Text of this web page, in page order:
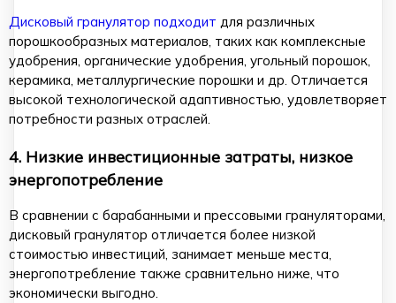
Дисковый гранулятор подходит для различных
порошкообразных материалов, таких как комплексные
удобрения, органические удобрения, угольный порошок,
керамика, металлургические порошки и др. Отличается
высокой технологической адаптивностью, удовлетворяет
потребности разных отраслей.
4. Низкие инвестиционные затраты, низкое
энергопотребление
В сравнении с барабанными и прессовыми грануляторами,
дисковый гранулятор отличается более низкой
стоимостью инвестиций, занимает меньше места,
энергопотребление также сравнительно ниже, что
экономически выгодно.